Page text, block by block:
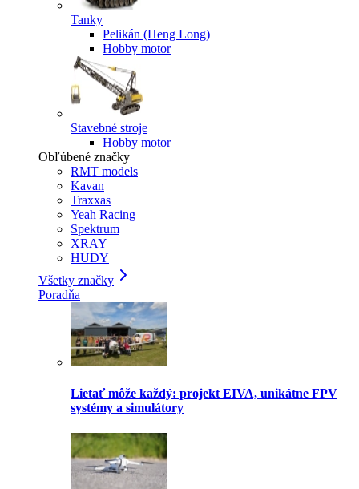
Tanky
Pelikán (Heng Long)
Hobby motor
Stavebné stroje
Hobby motor
Obľúbené značky
RMT models
Kavan
Traxxas
Yeah Racing
Spektrum
XRAY
HUDY
Všetky značky
Poradňa
Lietať môže každý: projekt EIVA, unikátne FPV
systémy a simulátory